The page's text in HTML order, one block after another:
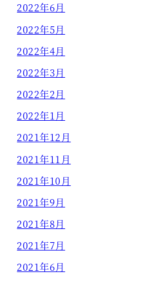
2022年6月
2022年5月
2022年4月
2022年3月
2022年2月
2022年1月
2021年12月
2021年11月
2021年10月
2021年9月
2021年8月
2021年7月
2021年6月